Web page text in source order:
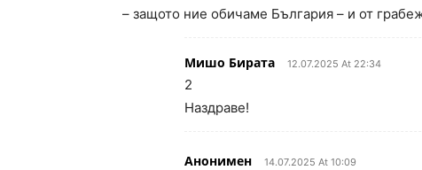
– защото ние обичаме България – и от
Мишо Бирата 12.07.2025 At 22:34
2
Наздраве!
Анонимен 14.07.2025 At 10:09